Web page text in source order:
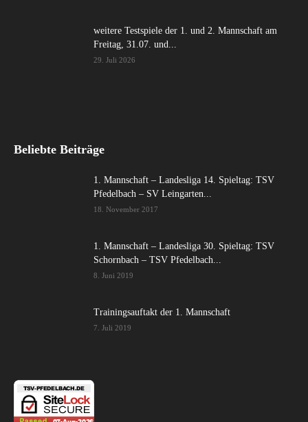
weitere Testspiele der 1. und 2. Mannschaft am
Freitag, 31.07. und...
29. Juli 2026
Beliebte Beiträge
1. Mannschaft – Landesliga 14. Spieltag: TSV
Pfedelbach – SV Leingarten...
18. November 2017
1. Mannschaft – Landesliga 30. Spieltag: TSV
Schornbach – TSV Pfedelbach...
8. Juni 2019
Trainingsauftakt der 1. Mannschaft
7. Juli 2019